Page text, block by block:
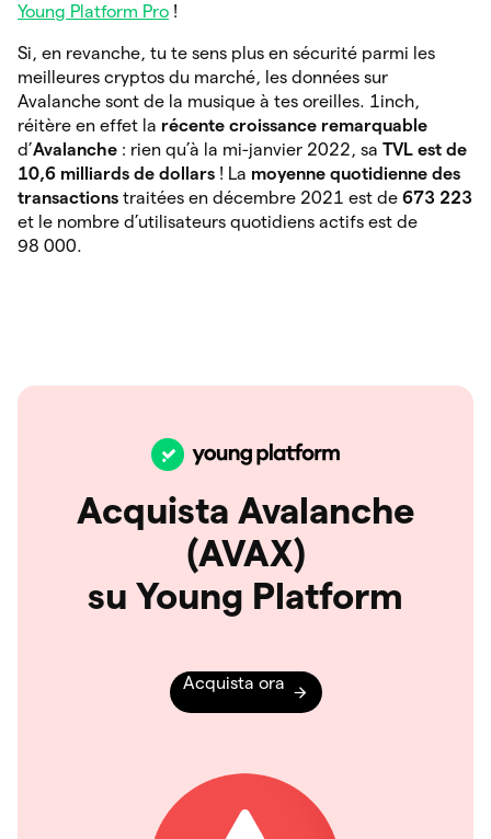
Young Platform Pro !
Si, en revanche, tu te sens plus en sécurité parmi les
meilleures cryptos du marché, les données sur
Avalanche sont de la musique à tes oreilles. 1inch,
réitère en effet la récente croissance remarquable
d’Avalanche : rien qu’à la mi-janvier 2022, sa TVL est de
10,6 milliards de dollars ! La moyenne quotidienne des
transactions traitées en décembre 2021 est de 673 223
et le nombre d’utilisateurs quotidiens actifs est de
98 000.
Acquista Avalanche
(AVAX)
su Young Platform
Acquista ora